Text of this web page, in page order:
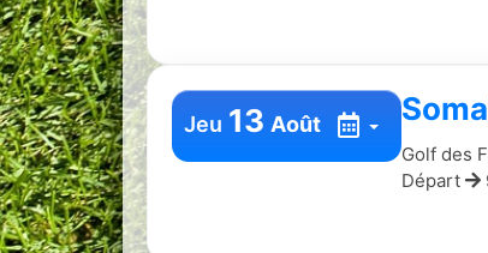
Jeu 13 Août
Golf des
Départ